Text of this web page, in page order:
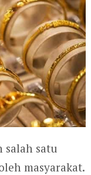
salah satu
masyarakat.